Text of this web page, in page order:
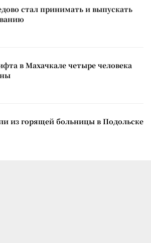
стал принимать и выпускать
в Махачкале четыре человека
из горящей больницы в Подольске